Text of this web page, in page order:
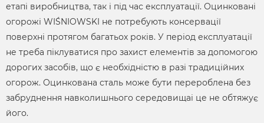
етапі виробництва, так і під час експлуатації. Оцинковані
огорожі WIŚNIOWSKI не потребують консервації
поверхні протягом багатьох років. У період експлуатації
не треба піклуватися про захист елементів за допомогою
дорогих засобів, що є необхідністю в разі традиційних
огорож. Оцинкована сталь може бути перероблена без
забруднення навколишнього середовищаі це не обтяжує
його.